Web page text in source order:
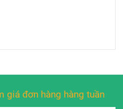
giá đơn hàng hàng tuần